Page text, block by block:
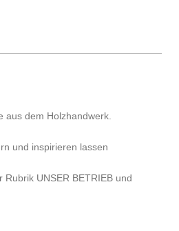
aus dem Holzhandwerk.
und inspirieren lassen
UNSER BETRIEB und